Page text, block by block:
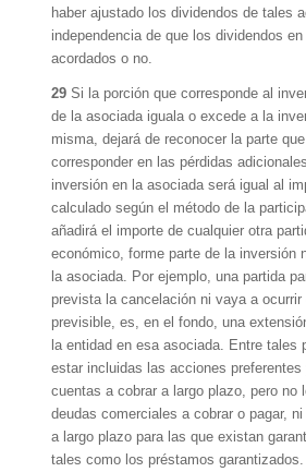
haber ajustado los dividendos de tales
independencia de que los dividendos
acordados o no.
29 Si la porción que corresponde al
de la asociada iguala o excede a la
misma, dejará de reconocer la parte
corresponder en las pérdidas
inversión en la asociada será igual al
calculado según el método de la
añadirá el importe de cualquier otra
económico, forme parte de la inversión
la asociada. Por ejemplo, una partida
prevista la cancelación ni vaya a ocurrir
previsible, es, en el fondo, una
la entidad en esa asociada. Entre tales
estar incluidas las acciones
cuentas a cobrar a largo plazo, pero no
deudas comerciales a cobrar o pagar,
a largo plazo para las que existan
tales como los préstamos